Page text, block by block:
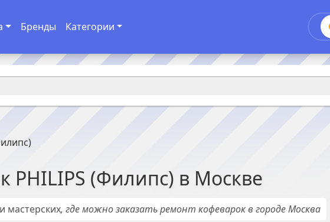
Бренды Категории
PHILIPS (Филипс) в Москве
мастерских, где можно заказать ремонт кофеварокв городеМосква